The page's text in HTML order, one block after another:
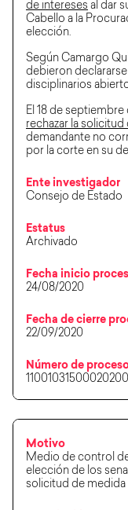
de intereses al dar
Cabello a la
elección.
Según Camargo
debieron
disciplinarios
El 18 de septiembre
rechazar la
demandante no
por la corte en su
Ente investigador
Consejo de Estado
Estatus
Archivado
Fecha inicio
24/08/2020
Fecha de cierre
22/09/2020
Número de
Motivo
Medio de control
elección de los
solicitud de medida